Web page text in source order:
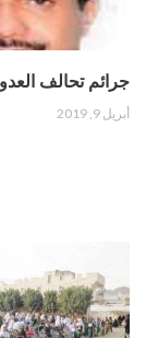
جرائم تحالف
أبريل 9, 2019